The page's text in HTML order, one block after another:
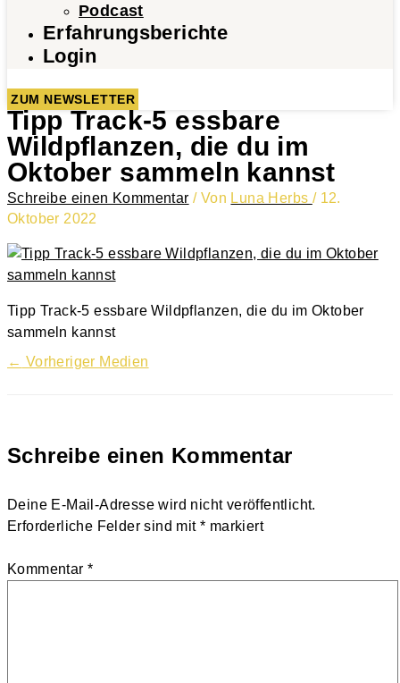
Podcast
Erfahrungsberichte
Login
ZUM NEWSLETTER
Tipp Track-5 essbare
Wildpflanzen, die du im
Oktober sammeln kannst
Schreibe einen Kommentar / Von Luna Herbs / 12.
Oktober 2022
Tipp Track-5 essbare Wildpflanzen, die du im Oktober
sammeln kannst
← Vorheriger Medien
Schreibe einen Kommentar
Deine E-Mail-Adresse wird nicht veröffentlicht.
Erforderliche Felder sind mit * markiert
Kommentar*